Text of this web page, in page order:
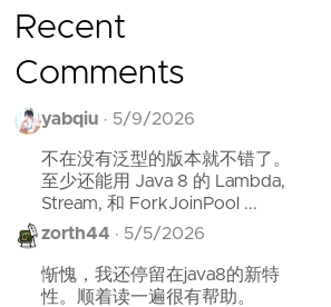
Recent
Comments
yabqiu · 5/9/2026
不在没有泛型的版本就不错了。
至少还能用 Java 8 的 Lambda,
Stream, 和 ForkJoinPool ...
zorth44 · 5/5/2026
惭愧，我还停留在java8的新特
性。顺着读一遍很有帮助。